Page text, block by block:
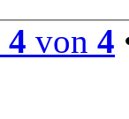
4 von 4